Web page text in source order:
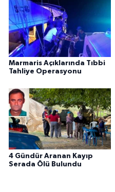
Marmaris Açıklarında Tıbbi
Tahliye Operasyonu
4 Gündür Aranan Kayıp
Serada Ölü Bulundu